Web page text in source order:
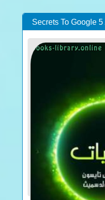
بعض الكتب المشابهة لـ 5 Secrets To Google